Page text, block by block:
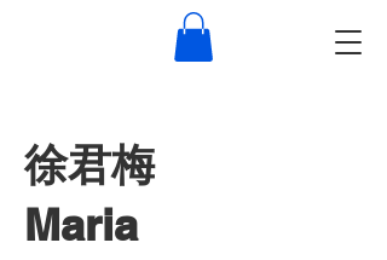
徐君梅
Maria